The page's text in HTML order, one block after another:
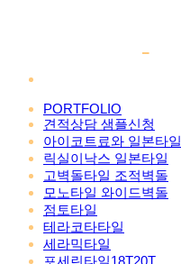
PORTFOLIO
견적상담 샘플신청
아이코트료와 일본타일
릭실이낙스 일본타일
고벽돌타일 조적벽돌
모노타일 와이드벽돌
점토타일
테라코타타일
세라믹타일